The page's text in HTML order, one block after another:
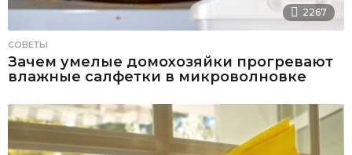
2267
СОВЕТЫ
Зачем умелые домохозяйки прогревают
влажные салфетки в микроволновке